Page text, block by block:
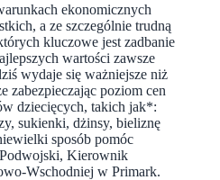
ekonomicznych
a ze szczególnie trudną
kluczowe jest zadbanie
wartości zawsze
wydaje się ważniejsze niż
zabezpieczając poziom cen
dziecięcych, takich jak*:
sukienki, dżinsy, bieliznę
sposób pomóc
Kierownik
Wschodniej w Primark.